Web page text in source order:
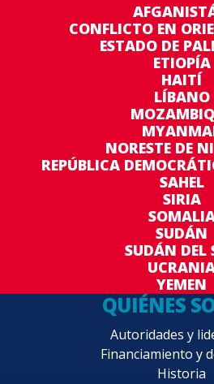
CONFLICTO EN
ESTADO DE
ETIOPÍA
HAITÍ
LÍBANO
NORESTE DE
REPÚBLICA
SAHEL
SIRIA
SUDÁN
SUDÁN DEL
YEMEN
QUIÉNES
Autoridades y
Financiamiento y
Historia